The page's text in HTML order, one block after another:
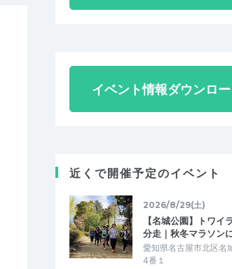
イベント情報ダウンロ
近くで開催予定のイベント
2026/8/29(土)
【名城公園】トワイ
分走｜秋冬マラソン
愛知県名古屋市北区名
4番１